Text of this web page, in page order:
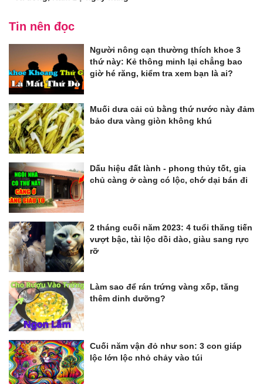
Tin nên đọc
Người nông cạn thường thích khoe 3
thứ này: Kẻ thông minh lại chẳng bao
giờ hé răng, kiểm tra xem bạn là ai?
Muối dưa cải củ bằng thứ nước này đảm
bảo dưa vàng giòn không khú
Dấu hiệu đất lành - phong thủy tốt, gia
chủ càng ở càng có lộc, chớ dại bán đi
2 tháng cuối năm 2023: 4 tuổi thăng tiến
vượt bậc, tài lộc dồi dào, giàu sang rực
rỡ
Làm sao để rán trứng vàng xốp, tăng
thêm dinh dưỡng?
Cuối năm vận đỏ như son: 3 con giáp
lộc lớn lộc nhỏ chảy vào túi